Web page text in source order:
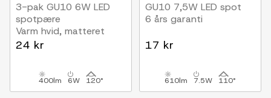
3-pak GU10 6W LED
spotpære
Varm hvid, matteret
24 kr
400lm 6W 120°
GU10 7,5W LED spot
6 års garanti
17 kr
610lm 7.5W 110°